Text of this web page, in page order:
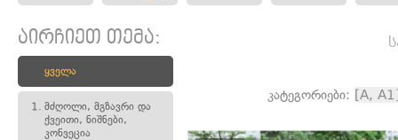
აირჩიეთ თემა:
ყველა
1. მძღოლი, მგზავრი და
ქვეითი, ნიშნები,
კონვეცია
კატეგორიები: [A,